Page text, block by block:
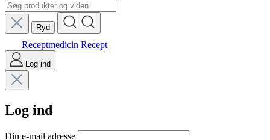
Ryd
Receptmedicin Recept
Log ind
Log ind
Din e-mail adresse